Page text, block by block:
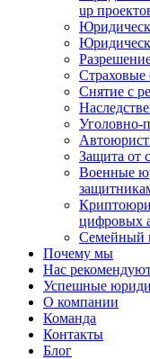
up
Страховые
Снятие с
Уголовно-
Защита от
Военные
цифровых
Семейный
Почему мы
Нас
Успешные
О компании
Команда
Контакты
Блог